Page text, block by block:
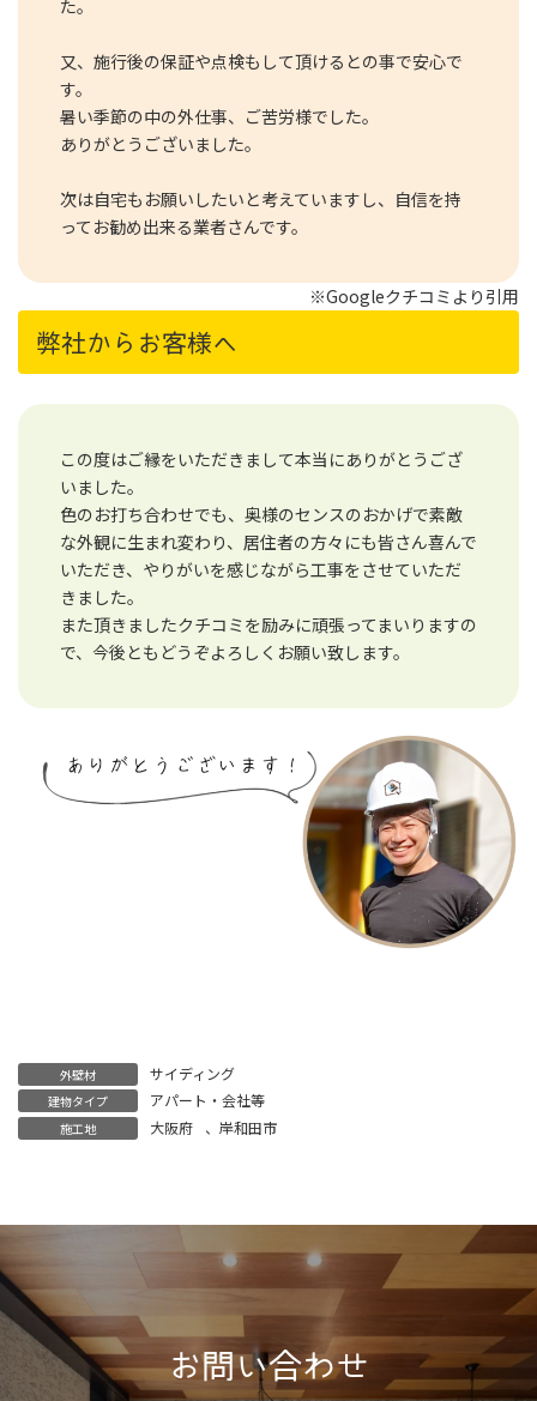
た。
又、施行後の保証や点検もして頂けるとの事で安心で
す。
暑い季節の中の外仕事、ご苦労様でした。
ありがとうございました。
次は自宅もお願いしたいと考えていますし、自信を持
ってお勧め出来る業者さんです。
※Googleクチコミより引用
弊社からお客様へ
この度はご縁をいただきまして本当にありがとうござ
いました。
色のお打ち合わせでも、奥様のセンスのおかげで素敵
な外観に生まれ変わり、居住者の方々にも皆さん喜んで
いただき、やりがいを感じながら工事をさせていただ
きました。
また頂きましたクチコミを励みに頑張ってまいりますの
で、今後ともどうぞよろしくお願い致します。
外壁材 サイディング
建物タイプ アパート・会社等
施工地 大阪府 、 岸和田市
お問い合わせ